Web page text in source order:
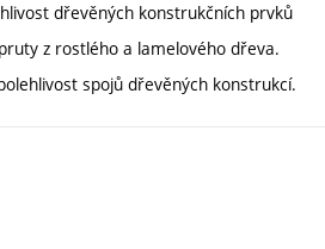
dřevěných konstrukčních prvků
z rostlého a lamelového dřeva.
spojů dřevěných konstrukcí.